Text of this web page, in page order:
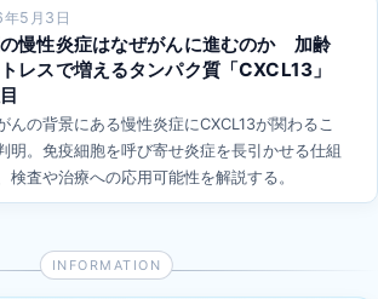
5月3日
慢性炎症はなぜがんに進むのか 加齢
レスで増えるタンパク質「CXCL13」
んの背景にある慢性炎症にCXCL13が関わるこ
明。免疫細胞を呼び寄せ炎症を長引かせる仕組
検査や治療への応用可能性を解説する。